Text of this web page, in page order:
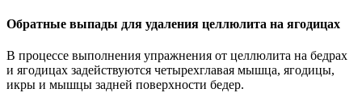
Обратные выпады для удаления целлюлита на ягодицах
В процессе выполнения упражнения от целлюлита на бедрах
и ягодицах задействуются четырехглавая мышца, ягодицы,
икры и мышцы задней поверхности бедер.